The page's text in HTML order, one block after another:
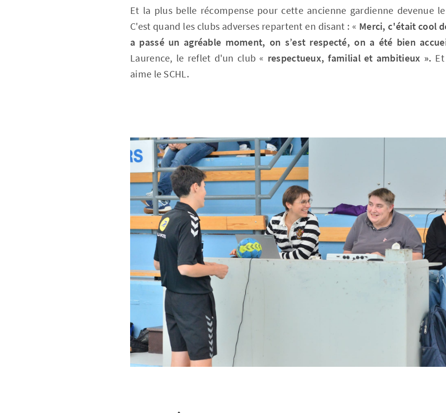
Et la plus belle récompense pour cette ancienne gardienne devenue
C'est quand les clubs adverses repartent en disant : « Merci, c'était cool
a passé un agréable moment, on s’est respecté, on a été bien
Laurence, le reflet d'un club « respectueux, familial et ambitieux ».
aime le SCHL.